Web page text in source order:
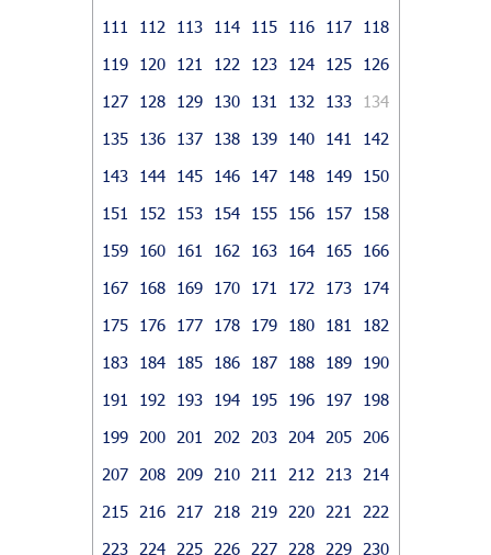
111
112 113 114 115 116 117
118
119
120 121 122 123 124 125
126
127
128 129 130 131 132 133
134
135
136 137 138 139 140 141
142
143
144 145 146 147 148 149
150
151
152 153 154 155 156 157
158
159
160 161 162 163 164 165
166
167
168 169 170 171 172 173
174
175
176 177 178 179 180 181
182
183
184 185 186 187 188 189
190
191
192 193 194 195 196 197
198
199
200 201 202 203 204 205
206
207
208 209 210 211 212 213
214
215
216 217 218 219 220 221
222
223
224 225 226 227 228 229
230